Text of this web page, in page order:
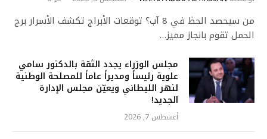
من سيحصد الحظ في 8 آب؟ توقعات الأبراج تكشف الأسرار برج
الحمل تقوم بانجاز مميز…
مجلس الوزراء يجدد الثقة بالدكتور سامي
علوية رئيساً ومديراً عاماً للمصلحة الوطنية
لنهر الليطاني ويعيّن مجلس الإدارة
الجديد!
أغسطس 7, 2026